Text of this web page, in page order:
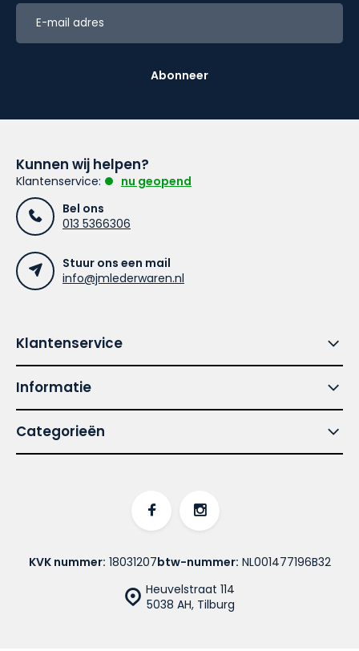
Abonneer
Kunnen wij helpen?
Klantenservice:
nu geopend
Bel ons
013 5366306
Stuur ons een mail
info@jmlederwaren.nl
Klantenservice
Informatie
Categorieën
Heuvelstraat 114
5038 AH, Tilburg
KVK nummer: 18031207btw-nummer: NL001477196B32